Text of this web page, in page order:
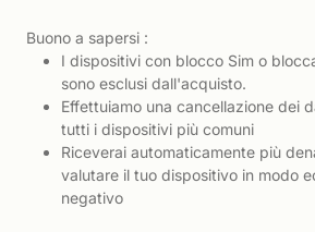
Buono a sapersi :
I dispositivi con blocco Sim o
sono esclusi dall'acquisto.
Effettuiamo una cancellazione dei
tutti i dispositivi più comuni
Riceverai automaticamente più
valutare il tuo dispositivo in modo
negativo